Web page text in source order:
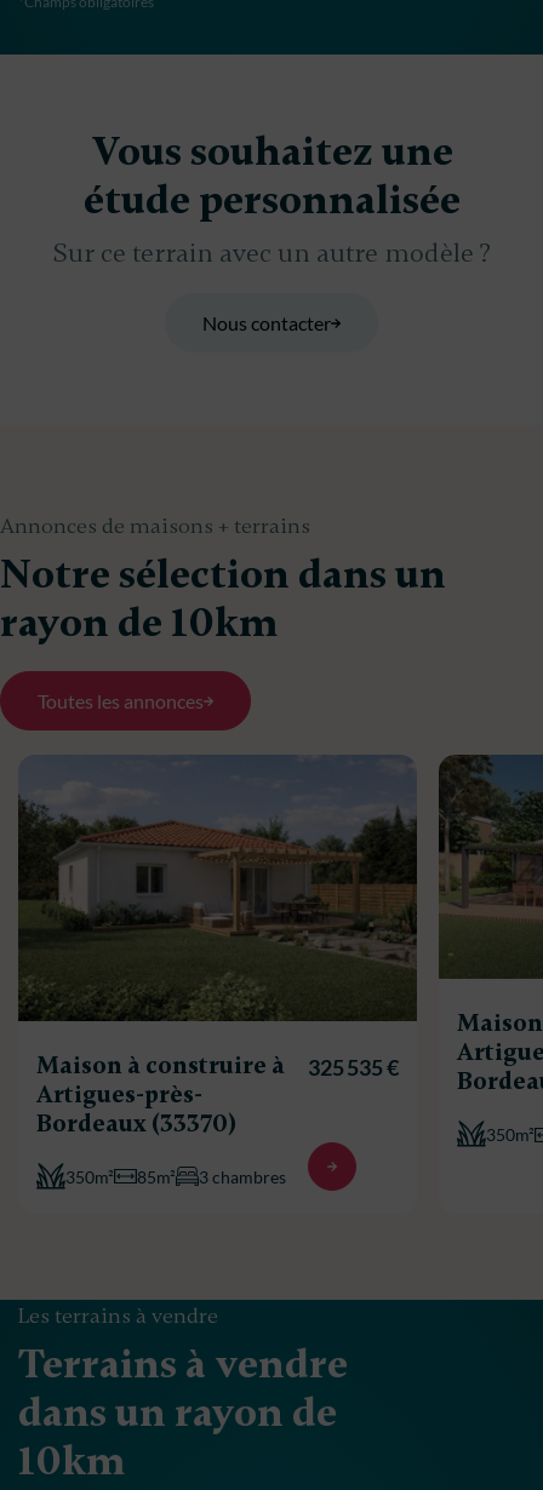
Vous souhaitez une
étude personnalisée
Sur ce terrain avec un autre modèle ?
Nous contacter
Annonces de maisons + terrains
Notre sélection dans un
rayon de 10km
Toutes les annonces
Maison à construire à
Artigues-près-
Bordeaux (33370)
350m² 85m² 3 chambres
325 535 €
350m²
Les terrains à vendre
Terrains à vendre
dans un rayon de
10km